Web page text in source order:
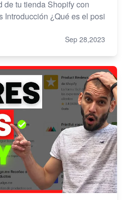
de tu tienda Shopify con
Introducción ¿Qué es el posi
Sep 28,2023